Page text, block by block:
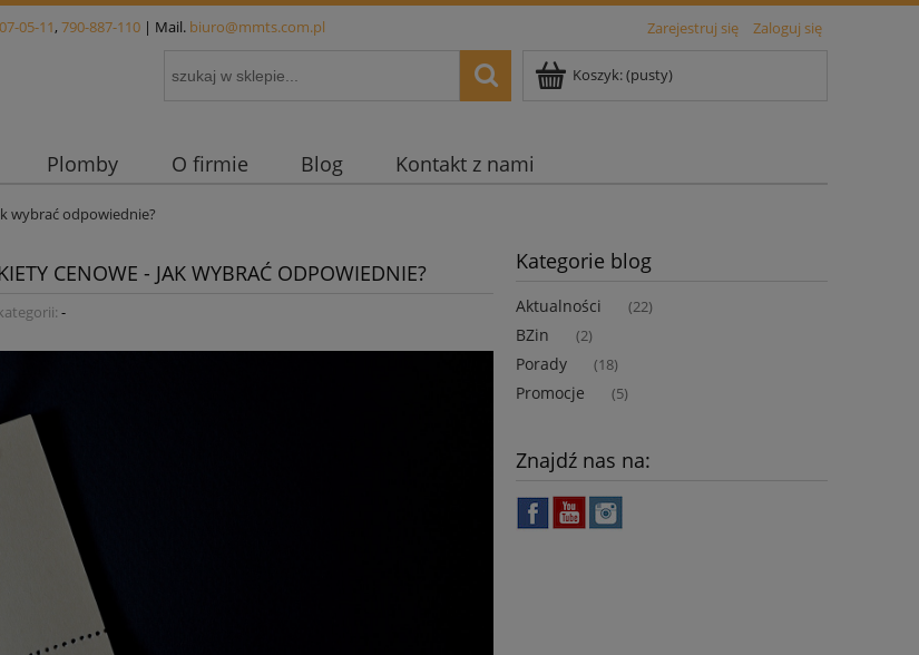
Zarejestruj się Zaloguj się
05-11, 790-887-110 | Mail. biuro@mmts.com.pl
Koszyk:(pusty)
Plomby O firmie Blog Kontakt z nami
wybrać odpowiednie?
CENOWE - JAK WYBRAĆ ODPOWIEDNIE?
-
Kategorie blog
Aktualności (22)
BZin (2)
Porady (18)
Promocje (5)
Znajdź nas na: